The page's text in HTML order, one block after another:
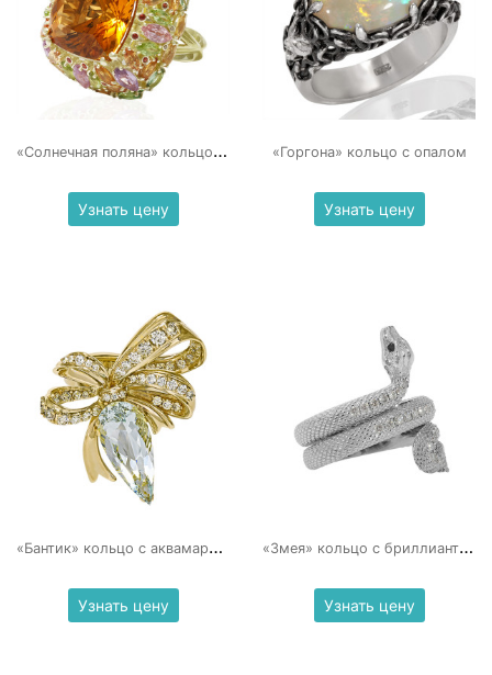
«
Солнечная поляна» кольцо с цитрином
Узнать цену
«Горгона» кольцо с опалом
Узнать цену
«
Бантик» кольцо с аквамарином и бриллиантами
Узнать цену
«
Змея» кольцо с бриллиантами
Узнать цену